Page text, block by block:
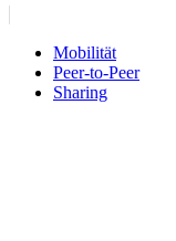
Mobilität
Peer-to-Peer
Sharing